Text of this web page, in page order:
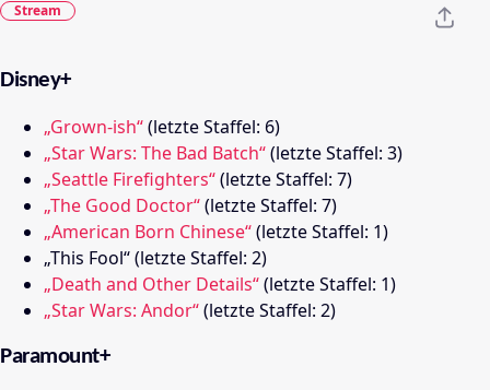
Stream
Disney+
„Grown-ish“(letzte Staffel: 6)
„Star Wars: The Bad Batch“(letzte Staffel: 3)
„Seattle Firefighters“(letzte Staffel: 7)
„The Good Doctor“(letzte Staffel: 7)
„American Born Chinese“(letzte Staffel: 1)
„This Fool“ (letzte Staffel: 2)
„Death and Other Details“(letzte Staffel: 1)
„Star Wars: Andor“(letzte Staffel: 2)
Paramount+